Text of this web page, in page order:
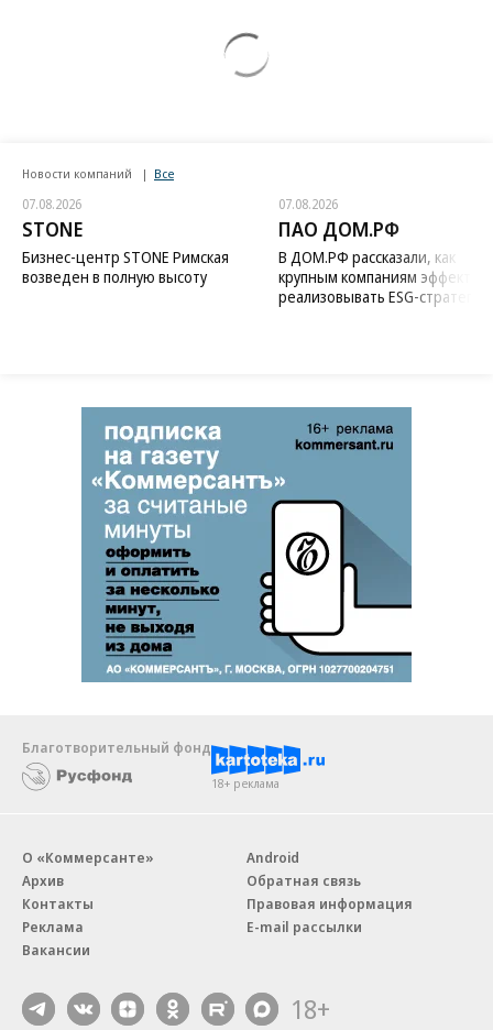
Новости компаний Все
07.08.2026
STONE
Бизнес-центр STONE Римская
возведен в полную высоту
07.08.2026
ПАО ДОМ.РФ
В ДОМ.РФ рассказали, как
крупным компаниям
реализовывать ESG-стратегию
Благотворительный фонд
18+ реклама
О «Коммерсанте»
Архив
Контакты
Реклама
Вакансии
Android
Обратная связь
Правовая информация
E-mail рассылки
18+